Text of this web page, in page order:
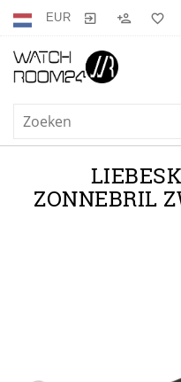
EUR
ZONNEBRIL